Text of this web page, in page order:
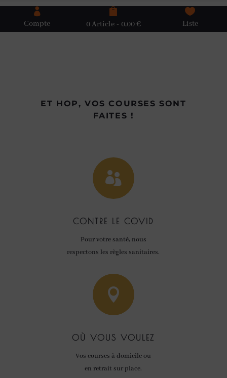

Compte

0 Article 0,00 €

Liste
ET HOP, VOS COURSES SONT
FAITES !

CONTRE LE COVID
Pour votre santé, nous
respectons les règles sanitaires.

OÙ VOUS VOULEZ
Vos courses à domicile ou
en retrait sur place.